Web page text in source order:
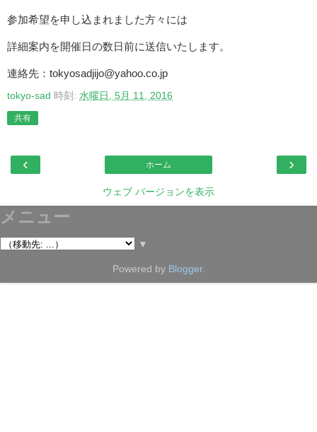
参加希望を申し込まれました方々には
詳細案内を開催日の数日前に送信いたします。
連絡先：tokyosadjijo@yahoo.co.jp
tokyo-sad 時刻: 水曜日, 5月 11, 2016
共有
‹ ›
ホーム
ウェブ バージョンを表示
メニュー
▼
Powered by Blogger.